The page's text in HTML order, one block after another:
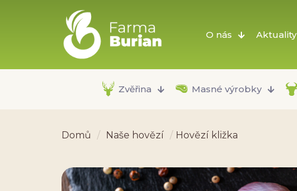
O nás Aktuality
Zvěřina Masné výrobky
Domů / Naše hovězí / Hovězí kližka